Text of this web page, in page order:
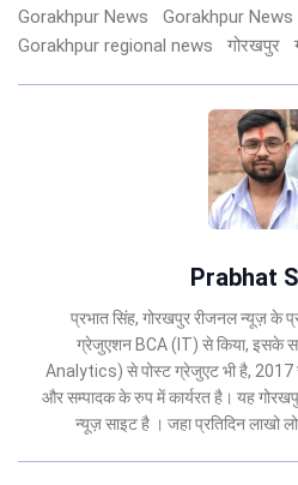
Gorakhpur News
Gorakhpur
Gorakhpur regional news
गोरखपुर
Prabhat
प्रभात सिंह, गोरखपुर रीजनल न्यूज़ के
ग्रेजुएशन BCA (IT) से किया, इसके
Analytics) से पोस्ट ग्रेजुएट भी है, 2017
और सम्पादक के रुप में कार्यरत है। यह
न्यूज़ साइट है । जहा प्रतिदिन लाखो